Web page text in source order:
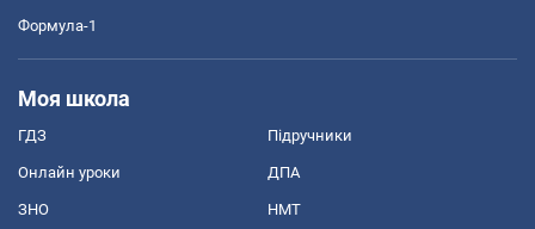
Формула-1
Моя школа
ГДЗ Підручники
Онлайн уроки ДПА
ЗНО НМТ